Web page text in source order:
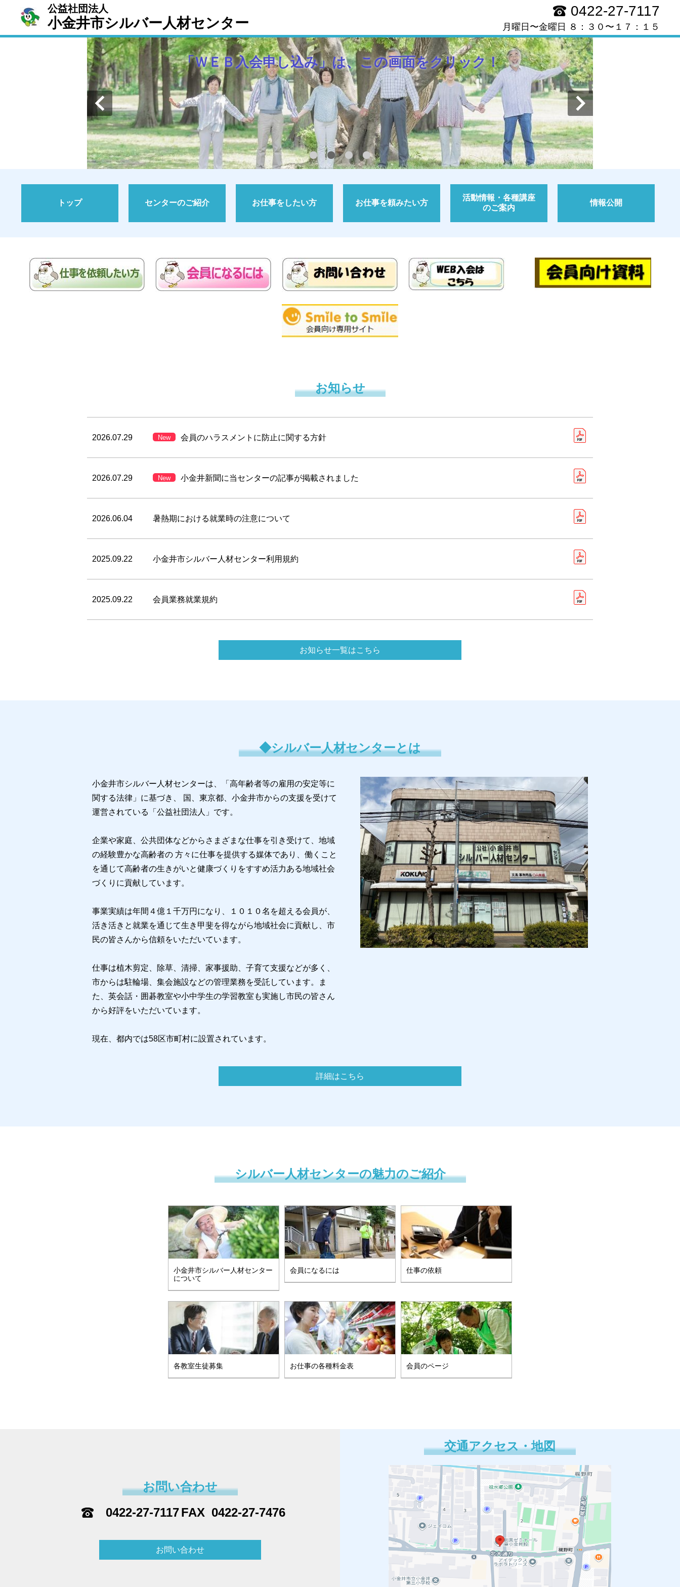
公益社団法人
小金井市シルバー人材センター
0422-27-7117
月曜日〜金曜日 ８：３０〜１７：１５
「ＷＥＢ入会申し込み」は、この画面をクリック！
トップ センターのご紹介 お仕事をしたい方 お仕事を頼みたい方
活動情報・各種講座
のご案内
情報公開
お知らせ
2026.07.29 New 会員のハラスメントに防止に関する方針
2026.07.29 New 小金井新聞に当センターの記事が掲載されました
2026.06.04 暑熱期における就業時の注意について
2025.09.22 小金井市シルバー人材センター利用規約
2025.09.22 会員業務就業規約
お知らせ一覧はこちら
◆シルバー人材センターとは
小金井市シルバー人材センターは、「高年齢者等の雇用の安定等に
関する法律」に基づき、 国、東京都、小金井市からの支援を受けて
運営されている「公益社団法人」です。
企業や家庭、公共団体などからさまざまな仕事を引き受けて、地域
の経験豊かな高齢者の 方々に仕事を提供する媒体であり、働くこと
を通じて高齢者の生きがいと健康づくりをすすめ活力ある地域社会
づくりに貢献しています。
事業実績は年間４億１千万円になり、１０１０名を超える会員が、
活き活きと就業を通じて生き甲斐を得ながら地域社会に貢献し、市
民の皆さんから信頼をいただいています。
仕事は植木剪定、除草、清掃、家事援助、子育て支援などが多く、
市からは駐輪場、集会施設などの管理業務を受託しています。ま
た、英会話・囲碁教室や小中学生の学習教室も実施し市民の皆さん
から好評をいただいています。
現在、都内では58区市町村に設置されています。
詳細はこちら
シルバー人材センターの魅力のご紹介
小金井市シルバー人材センター
について
会員になるには 仕事の依頼
各教室生徒募集 お仕事の各種料金表 会員のページ
お問い合わせ
0422-27-7117
0422-27-7476
お問い合わせ
交通アクセス・地図